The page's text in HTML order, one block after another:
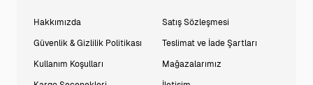
Hakkımızda
Güvenlik & Gizlilik Politikası
Kullanım Koşulları
Satış Sözleşmesi
Teslimat ve İade Şartları
Mağazalarımız